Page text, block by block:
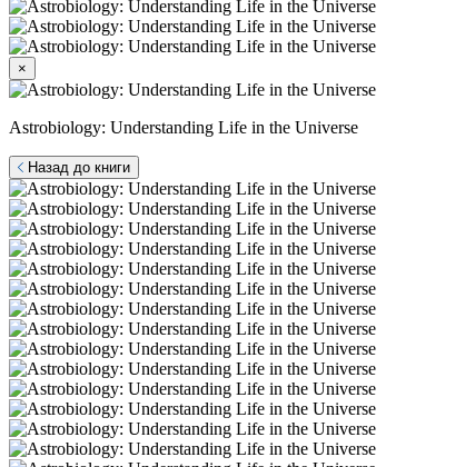
×
Astrobiology: Understanding Life in the Universe
Назад до книги